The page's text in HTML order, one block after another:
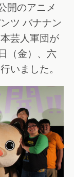
開のアニメ
ツ バナナン
芸人軍団が
（金）、六
いました。